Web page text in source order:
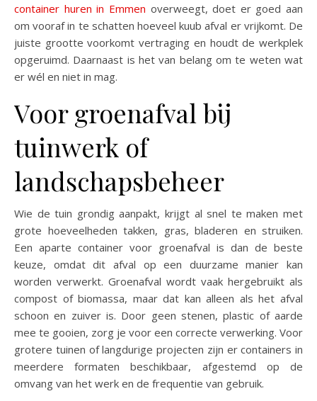
container huren in Emmen overweegt, doet er goed aan
om vooraf in te schatten hoeveel kuub afval er vrijkomt. De
juiste grootte voorkomt vertraging en houdt de werkplek
opgeruimd. Daarnaast is het van belang om te weten wat
er wél en niet in mag.
Voor groenafval bij
tuinwerk of
landschapsbeheer
Wie de tuin grondig aanpakt, krijgt al snel te maken met
grote hoeveelheden takken, gras, bladeren en struiken.
Een aparte container voor groenafval is dan de beste
keuze, omdat dit afval op een duurzame manier kan
worden verwerkt. Groenafval wordt vaak hergebruikt als
compost of biomassa, maar dat kan alleen als het afval
schoon en zuiver is. Door geen stenen, plastic of aarde
mee te gooien, zorg je voor een correcte verwerking. Voor
grotere tuinen of langdurige projecten zijn er containers in
meerdere formaten beschikbaar, afgestemd op de
omvang van het werk en de frequentie van gebruik.